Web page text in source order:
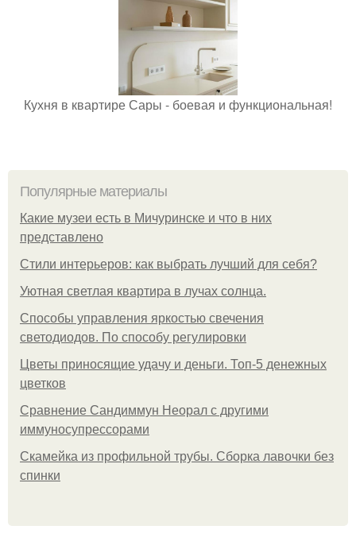
Кухня в квартире Сары - боевая и функциональная!
Популярные материалы
Какие музеи есть в Мичуринске и что в них
представлено
Стили интерьеров: как выбрать лучший для себя?
Уютная светлая квартира в лучах солнца.
Способы управления яркостью свечения
светодиодов. По способу регулировки
Цветы приносящие удачу и деньги. Топ-5 денежных
цветков
Сравнение Сандиммун Неорал с другими
иммуносупрессорами
Скамейка из профильной трубы. Сборка лавочки без
спинки